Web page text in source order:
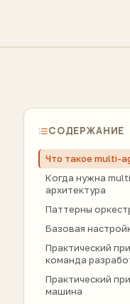
СОДЕРЖАНИЕ
Что такое multi-
Когда нужна
архитектура
Паттерны
Базовая
Практический
команда
Практический
машина